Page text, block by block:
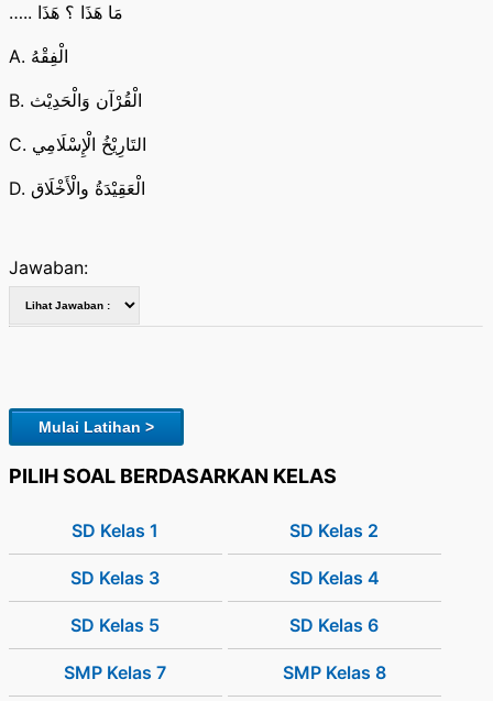
….. مَا هَذَا ؟ هَذَا
A. الْفِقْهُ
B. الْقُرْآن وَالْحَدِيْث
C. التَارِيْخُ الْإِسْلَامِي
D. الْعَقِيْدَةُ والْأَخْلَاق
Jawaban:
Mulai Latihan >
PILIH SOAL BERDASARKAN KELAS
SD Kelas 1 SD Kelas 2
SD Kelas 3 SD Kelas 4
SD Kelas 5 SD Kelas 6
SMP Kelas 7 SMP Kelas 8